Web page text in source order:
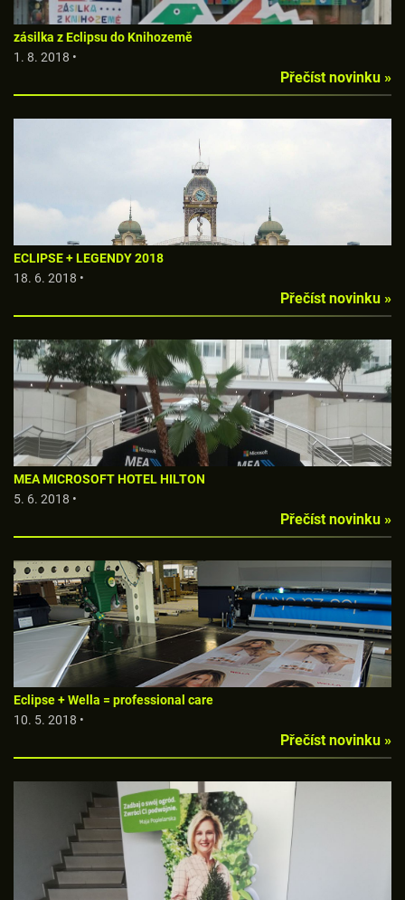
zásilka z Eclipsu do Knihozemě
1. 8. 2018 •
Přečíst novinku »
ECLIPSE + LEGENDY 2018
18. 6. 2018 •
Přečíst novinku »
MEA MICROSOFT HOTEL HILTON
5. 6. 2018 •
Přečíst novinku »
Eclipse + Wella = professional care
10. 5. 2018 •
Přečíst novinku »